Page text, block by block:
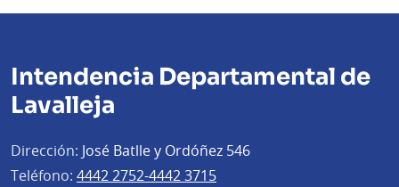
Intendencia Departamental de
Lavalleja
Dirección: José Batlle y Ordóñez 546
Teléfono: 4442 2752-4442 3715